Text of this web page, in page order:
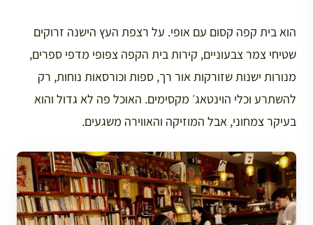
הוא בית קפה קסום עם אופי. על רצפת העץ הישנה זרוקים
שטיחי צמר צבעוניים, קירות בית הקפה צפופי מדפי ספרים,
מנורות ישנות שזורקות אור רך, ספות וכורסאות נוחות, רק
להשתרע וכלי הוינטאג׳ מקסימים. האוכל פה לא גדול והוא
בעיקר צמחוני, אבל המוזיקה והאווירה משגעים.